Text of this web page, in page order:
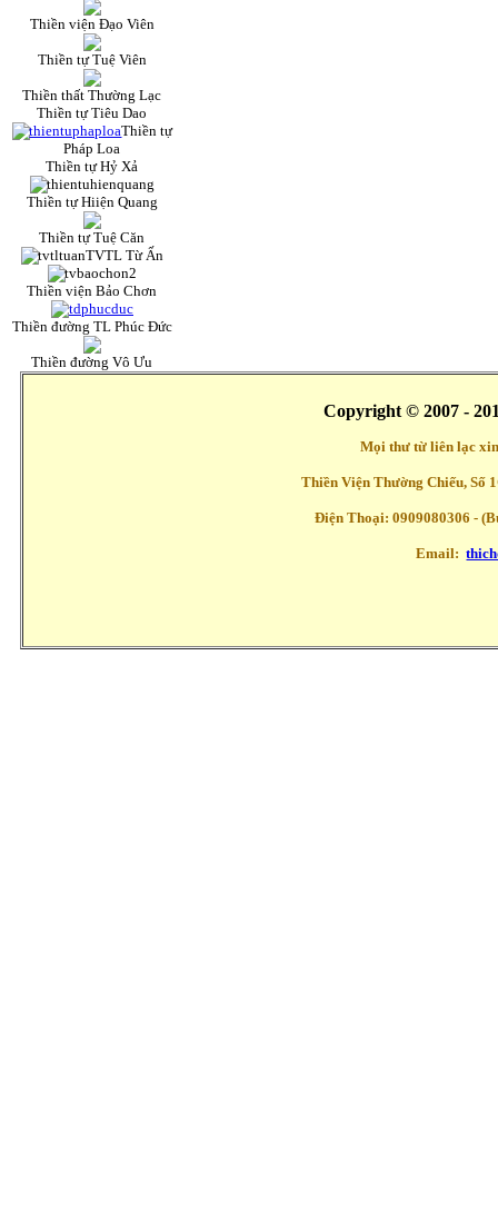
Thiền viện Đạo Viên
Thiền tự Tuệ Viên
Thiền thất Thường Lạc
Thiền tự Tiêu Dao
Thiền tự
Pháp Loa
Thiền tự Hỷ Xả
Thiền tự Hiiện Quang
Thiền tự Tuệ Căn
TVTL Từ Ấn
Thiền viện Bảo Chơn
Thiền đường TL Phúc Đức
Thiền đường Vô Ưu
Copyright © 2007 -
Mọi thư từ liên lạc
Thiền Viện Thường Chiếu, Số
Điện Thoại: 0909080306 -
Email: